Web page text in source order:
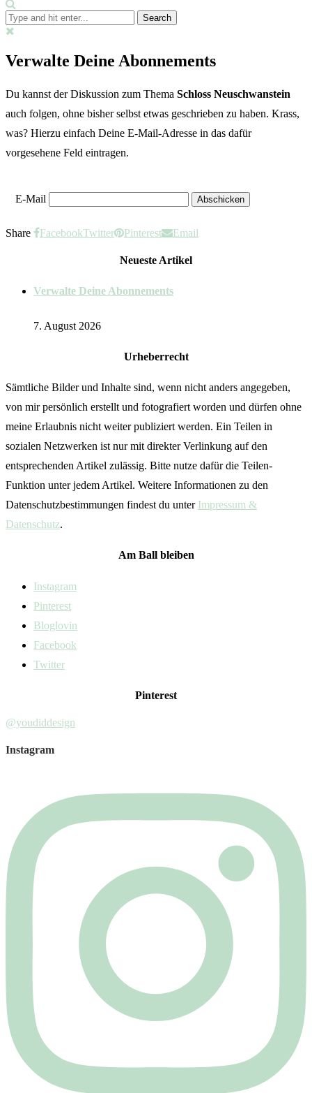
Verwalte Deine Abonnements
Du kannst der Diskussion zum Thema Schloss Neuschwanstein
auch folgen, ohne bisher selbst etwas geschrieben zu haben. Krass,
was? Hierzu einfach Deine E-Mail-Adresse in das dafür
vorgesehene Feld eintragen.
E-Mail
Share FacebookTwitter Pinterest Email
Neueste Artikel
Verwalte Deine Abonnements
7. August 2026
Urheberrecht
Sämtliche Bilder und Inhalte sind, wenn nicht anders angegeben,
von mir persönlich erstellt und fotografiert worden und dürfen ohne
meine Erlaubnis nicht weiter publiziert werden. Ein Teilen in
sozialen Netzwerken ist nur mit direkter Verlinkung auf den
entsprechenden Artikel zulässig. Bitte nutze dafür die Teilen-
Funktion unter jedem Artikel. Weitere Informationen zu den
Datenschutzbestimmungen findest du unter Impressum &
Datenschutz.
Am Ball bleiben
Instagram
Pinterest
Bloglovin
Facebook
Twitter
Pinterest
@youdiddesign
Instagram